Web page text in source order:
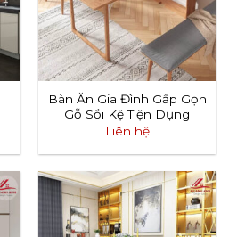
Bàn Ăn Gia Đình Gấp Gọn
Gỗ Sồi Kệ Tiện Dụng
Liên hệ